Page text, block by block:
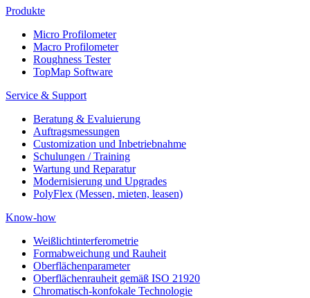
Produkte
Micro Profilometer
Macro Profilometer
Roughness Tester
TopMap Software
Service & Support
Beratung & Evaluierung
Auftragsmessungen
Customization und Inbetriebnahme
Schulungen / Training
Wartung und Reparatur
Modernisierung und Upgrades
PolyFlex (Messen, mieten, leasen)
Know-how
Weißlichtinterferometrie
Formabweichung und Rauheit
Oberflächenparameter
Oberflächenrauheit gemäß ISO 21920
Chromatisch-konfokale Technologie